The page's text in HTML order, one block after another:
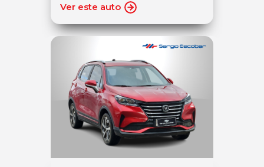
Ver este auto